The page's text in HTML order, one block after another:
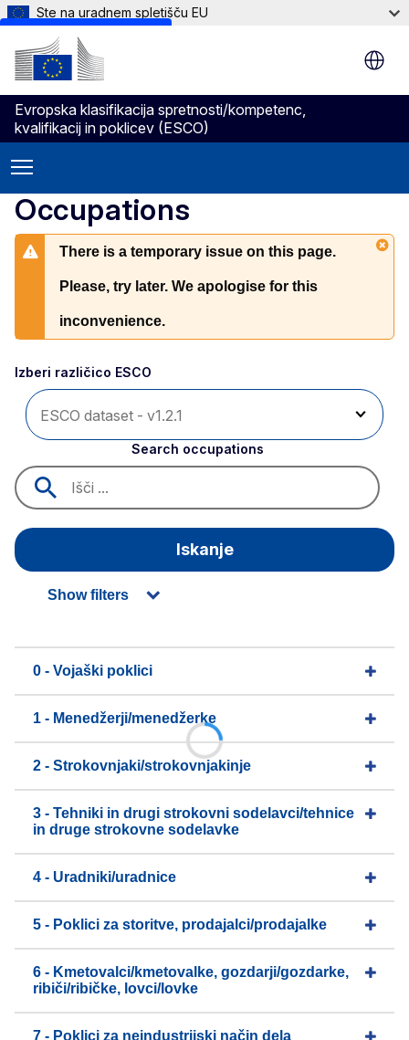
Skip to main content
Ste na uradnem spletišču EU
Evropska klasifikacija spretnosti/kompetenc,
kvalifikacij in poklicev (ESCO)
Occupations
There is a temporary issue on this page.
Please, try later. We apologise for this
inconvenience.
Izberi različico ESCO
Search occupations
Iskanje
Show filters
0 - Vojaški poklici
1 - Menedžerji/menedžerke
2 - Strokovnjaki/strokovnjakinje
3 - Tehniki in drugi strokovni sodelavci/tehnice
in druge strokovne sodelavke
4 - Uradniki/uradnice
5 - Poklici za storitve, prodajalci/prodajalke
6 - Kmetovalci/kmetovalke, gozdarji/gozdarke,
ribiči/ribičke, lovci/lovke
7 - Poklici za neindustrijski način dela